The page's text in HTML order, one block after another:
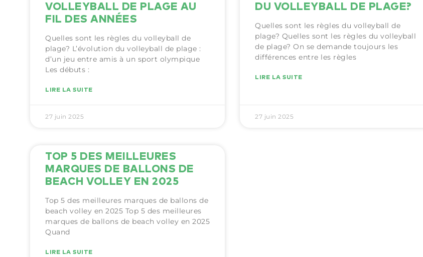
VOLLEYBALL DE PLAGE AU
FIL DES ANNÉES
Quelles sont les règles du volleyball de
plage? L’évolution du volleyball de plage :
d’un jeu entre amis à un sport olympique
Les débuts :
LIRE LA SUITE
27 juin 2025
DU VOLLEYBALL DE PLAGE?
Quelles sont les règles du volleyball de
plage? Quelles sont les règles du volleyball
de plage? On se demande toujours les
différences entre les règles
LIRE LA SUITE
27 juin 2025
TOP 5 DES MEILLEURES
MARQUES DE BALLONS DE
BEACH VOLLEY EN 2025
Top 5 des meilleures marques de ballons de
beach volley en 2025 Top 5 des meilleures
marques de ballons de beach volley en 2025
Quand
LIRE LA SUITE